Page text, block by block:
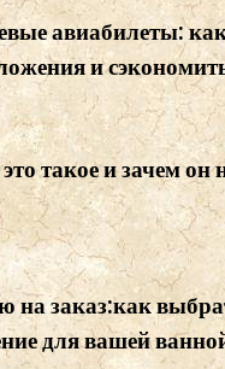
авиабилеты:
и
такое и зачем он
на заказ:как
для вашей